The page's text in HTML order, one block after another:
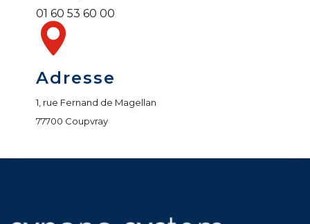
01 60 53 60 00
Adresse
1, rue Fernand de Magellan
77700 Coupvray